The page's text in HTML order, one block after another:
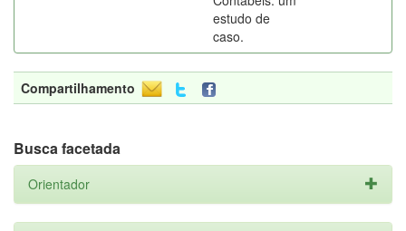
estudo de
caso.
Compartilhamento
Busca facetada
Orientador